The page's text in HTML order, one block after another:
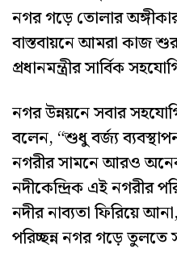
নগর গড়ে তোলার
বাস্তবায়নে আমরা কাজ
প্রধানমন্ত্রীর সার্বিক
নগর উন্নয়নে সবার
বলেন, “শুধু বর্জ্য
নগরীর সামনে আরও
নদীকেন্দ্রিক এই নগরীর
নদীর নাব্যতা ফিরিয়ে
পরিচ্ছন্ন নগর গড়ে তুলতে